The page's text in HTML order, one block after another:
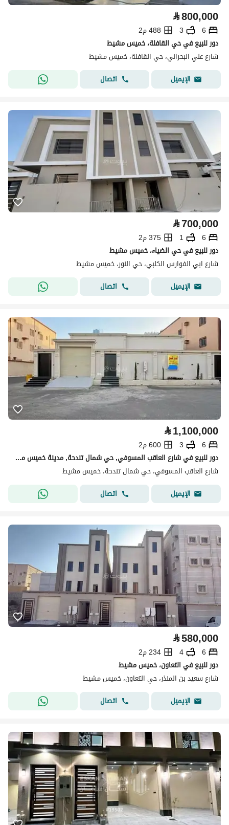
⃁800,000
6
3
488 م2
دور للبيع في حي القافلة، خميس مشيط
شارع علي البحراني، حي القافلة، خميس مشيط
الإيميل
اتصال
⃁700,000
6
1
375 م2
دور للبيع في حي الضياء، خميس مشيط
شارع ابي الفوارس الكلبي، حي النور، خميس مشيط
الإيميل
اتصال
⃁1,100,000
6
3
600 م2
دور للبيع في شارع العاقب المسوفي, حي شمال تندحة, مدينة خميس مشيط, منطقة عسير
شارع العاقب المسوفي، حي شمال تندحة، خميس مشيط
الإيميل
اتصال
⃁580,000
6
4
234 م2
دور للبيع في التعاون، خميس مشيط
شارع سعيد بن المنذر، حي التعاون، خميس مشيط
الإيميل
اتصال